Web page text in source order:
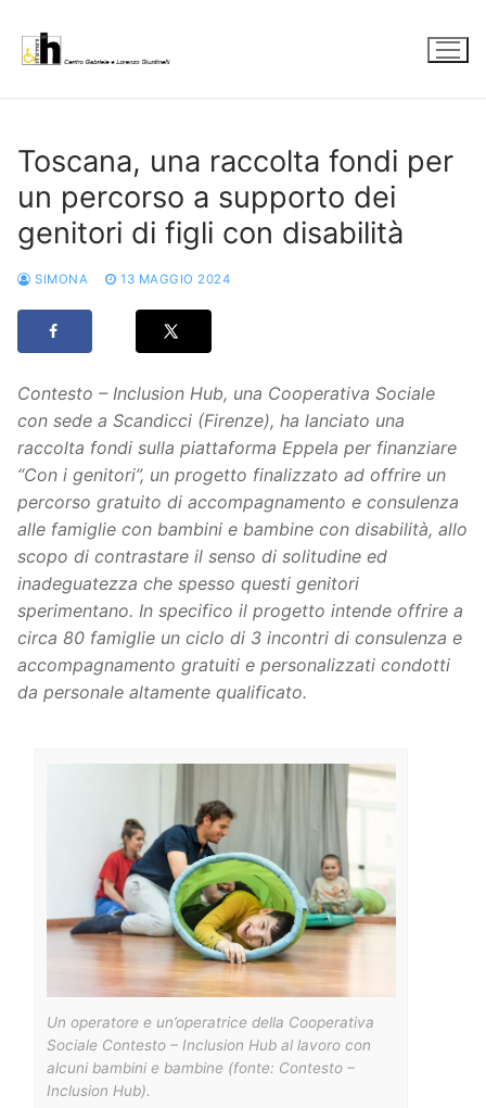
contenuto
Toscana, una raccolta fondi per
un percorso a supporto dei
genitori di figli con disabilità
SIMONA 13 MAGGIO 2024
Contesto – Inclusion Hub, una Cooperativa Sociale
con sede a Scandicci (Firenze), ha lanciato una
raccolta fondi sulla piattaforma Eppela per finanziare
“Con i genitori”, un progetto finalizzato ad offrire un
percorso gratuito di accompagnamento e consulenza
alle famiglie con bambini e bambine con disabilità, allo
scopo di contrastare il senso di solitudine ed
inadeguatezza che spesso questi genitori
sperimentano. In specifico il progetto intende offrire a
circa 80 famiglie un ciclo di 3 incontri di consulenza e
accompagnamento gratuiti e personalizzati condotti
da personale altamente qualificato.
Un operatore e un’operatrice della Cooperativa
Sociale Contesto – Inclusion Hub al lavoro con
alcuni bambini e bambine (fonte: Contesto –
Inclusion Hub).